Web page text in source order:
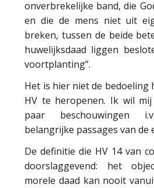
onverbrekelijke band, die
en die de mens niet uit
breken, tussen de beide
huwelijksdaad liggen
voortplanting”.
Het is hier niet de bedoeling
HV te heropenen. Ik wil
paar beschouwingen
belangrijke passages van de
De definitie die HV 14 van
doorslaggevend: het
morele daad kan nooit